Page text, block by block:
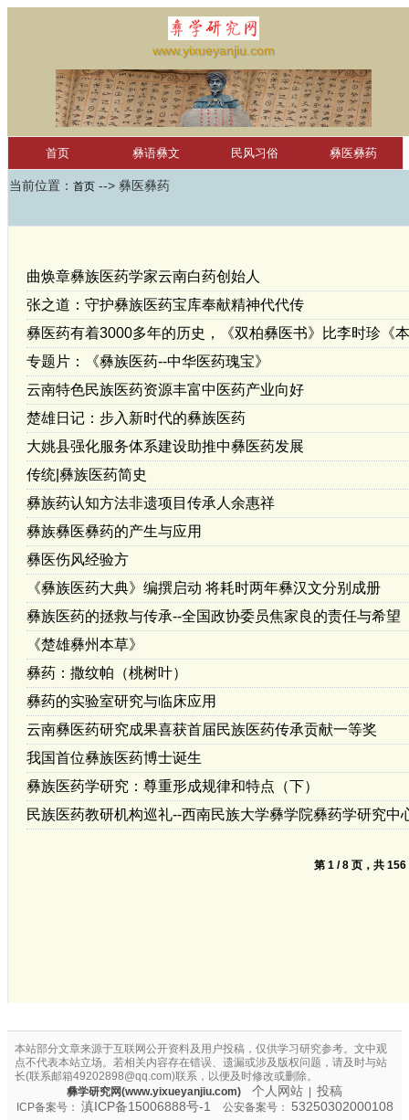
www.yixueyanjiu.com
首页 彝语彝文 民风习俗 彝医彝药
彝文软件 彝文词汇
当前位置： 首页 --> 彝医彝药
曲焕章彝族医药学家云南白药创始人
张之道：守护彝族医药宝库奉献精神代代传
彝医药有着3000多年的历史，《双柏彝医书》比李时珍《
专题片：《彝族医药--中华医药瑰宝》
云南特色民族医药资源丰富中医药产业向好
楚雄日记：步入新时代的彝族医药
大姚县强化服务体系建设助推中彝医药发展
传统|彝族医药简史
彝族药认知方法非遗项目传承人余惠祥
彝族彝医彝药的产生与应用
彝医伤风经验方
《彝族医药大典》编撰启动 将耗时两年彝汉文分别成册
彝族医药的拯救与传承--全国政协委员焦家良的责任与希望
《楚雄彝州本草》
彝药：撒纹帕（桃树叶）
彝药的实验室研究与临床应用
云南彝医药研究成果喜获首届民族医药传承贡献一等奖
我国首位彝族医药博士诞生
彝族医药学研究：尊重形成规律和特点（下）
民族医药教研机构巡礼--西南民族大学彝学院彝药学研究中
第 1 / 8 页，共
本站部分文章来源于互联网公开资料及用户投稿，仅供学习研究参考。文中观
点不代表本站立场。若相关内容存在错误、遗漏或涉及版权问题，请及时与站
长(联系邮箱49202898@qq.com)联系，以便及时修改或删除。
彝学研究网(www.yixueyanjiu.com)
个人网站 投稿
ICP备案号： 滇ICP备15006888号-1 公安备案号： 53250302000108